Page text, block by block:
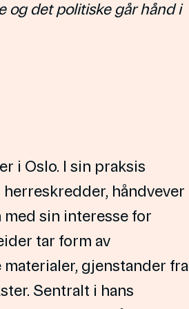
og det politiske går hånd i
i Oslo. I sin praksis
håndvever
sin interesse for
tar form av
gjenstander fra
Sentralt i hans